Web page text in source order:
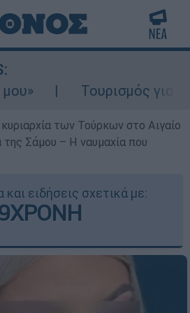
Τουρισμός για Ολους
των Τούρκων στο Αιγαίο
της Σάμου – Η ναυμαχία που
και ειδήσεις σχετικά με: